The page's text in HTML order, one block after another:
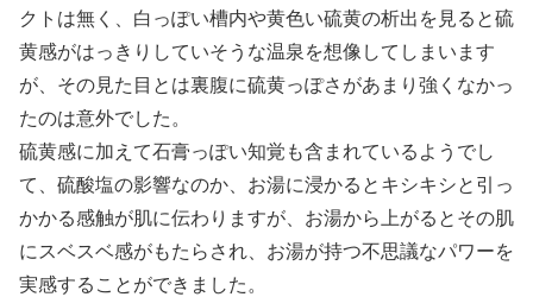
クトは無く、白っぽい槽内や黄色い硫黄の析出を見ると硫
黄感がはっきりしていそうな温泉を想像してしまいます
が、その見た目とは裏腹に硫黄っぽさがあまり強くなかっ
たのは意外でした。
硫黄感に加えて石膏っぽい知覚も含まれているようでし
て、硫酸塩の影響なのか、お湯に浸かるとキシキシと引っ
かかる感触が肌に伝わりますが、お湯から上がるとその肌
にスベスベ感がもたらされ、お湯が持つ不思議なパワーを
実感することができました。